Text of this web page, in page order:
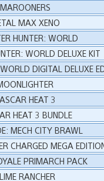
MAROONERS
MAX XENO
HUNTER: WORLD
WORLD DELUXE KIT
DIGITAL DELUXE
HEAT 3
HEAT 3 BUNDLE
MECH CITY BRAWL
CHARGED MEGA
PRIMARCH PACK
RANCHER